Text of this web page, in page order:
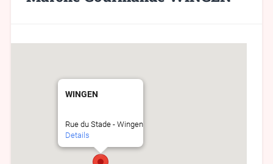
WINGEN
Rue du Stade - Wingen
Details